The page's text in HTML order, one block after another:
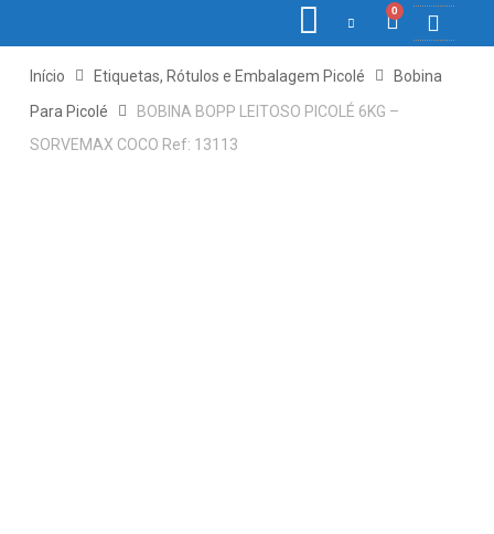
0
Início Etiquetas, Rótulos e Embalagem Picolé
Bobina
Para Picolé
BOBINA BOPP LEITOSO PICOLÉ 6KG –
SORVEMAX COCO Ref: 13113